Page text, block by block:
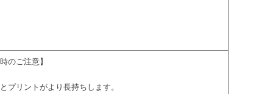
のご注意】
プリントがより長持ちします。